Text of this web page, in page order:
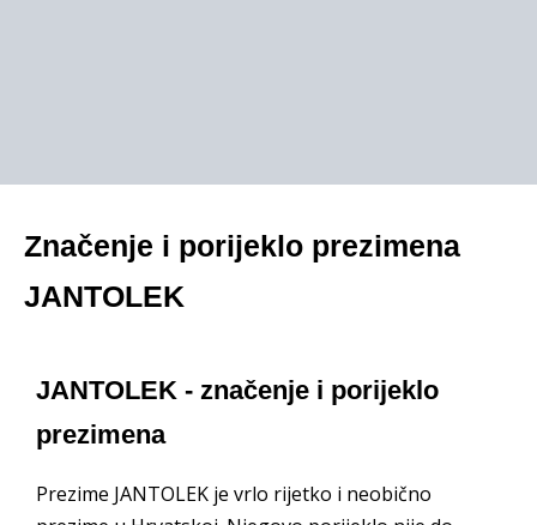
Značenje i porijeklo prezimena
JANTOLEK
JANTOLEK - značenje i porijeklo
prezimena
Prezime JANTOLEK je vrlo rijetko i neobično